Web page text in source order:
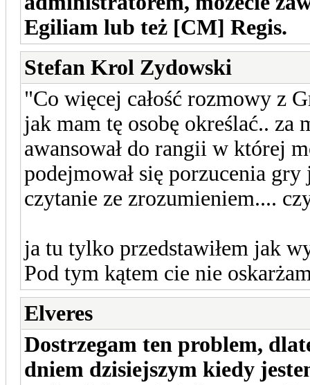
Egiliam lub też [CM] Regis.
Stefan Krol Zydowski
"Co więcej całość rozmowy z
jak mam tę osobę określać..
awansował do rangii w której
podejmował się porzucenia
czytanie ze zrozumieniem....
ja tu tylko przedstawiłem jak
Pod tym kątem cie nie
Elveres
Dostrzegam ten problem,
dniem dzisiejszym kiedy